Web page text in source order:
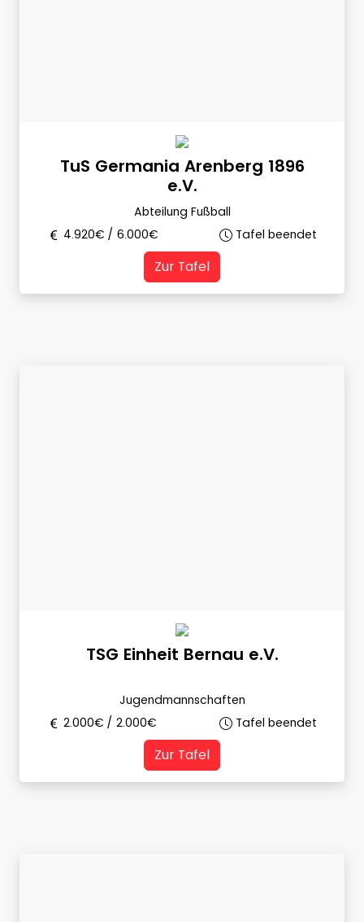
TuS Germania Arenberg 1896
e.V.
Abteilung Fußball
4.920€ / 6.000€ Tafel beendet
Zur Tafel
TSG Einheit Bernau e.V.
Jugendmannschaften
2.000€ / 2.000€ Tafel beendet
Zur Tafel